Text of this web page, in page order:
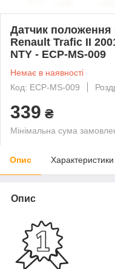
Датчик положення
Renault Trafic II
NTY - ECP-MS-009
Немає в наявності
Код: ECP-MS-009
339 ₴
Мінімальна сума
Опис Характеристики
Опис